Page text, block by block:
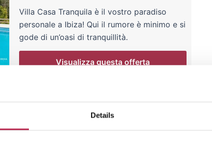
Details
Villa Casa Tranquila è il vostro paradiso
personale a Ibiza! Qui il rumore è minimo e si
gode di un’oasi di tranquillità.
Visualizza questa offerta
che